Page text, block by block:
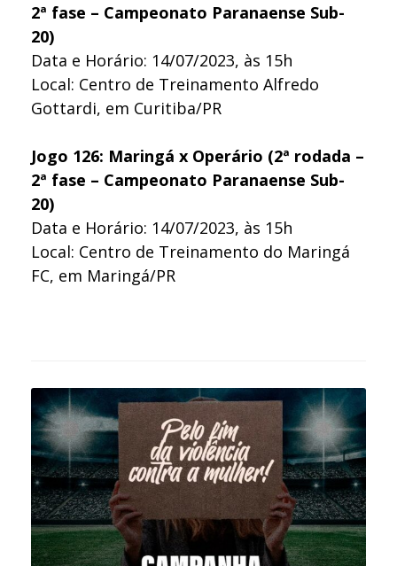
2ª fase – Campeonato Paranaense Sub-
20)
Data e Horário: 14/07/2023, às 15h
Local: Centro de Treinamento Alfredo
Gottardi, em Curitiba/PR
Jogo 126: Maringá x Operário (2ª rodada –
2ª fase – Campeonato Paranaense Sub-
20)
Data e Horário: 14/07/2023, às 15h
Local: Centro de Treinamento do Maringá
FC, em Maringá/PR